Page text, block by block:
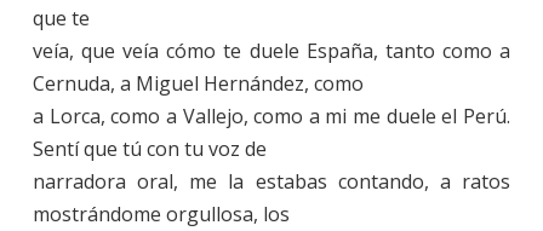
que te
veía, que veía cómo te duele España, tanto como a
Cernuda, a Miguel Hernández, como
a Lorca, como a Vallejo, como a mi me duele el Perú.
Sentí que tú con tu voz de
narradora oral, me la estabas contando, a ratos
mostrándome orgullosa, los